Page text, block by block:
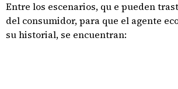
Entre los escenarios, qu e pueden
del consumidor, para que el agente
su historial, se encuentran: